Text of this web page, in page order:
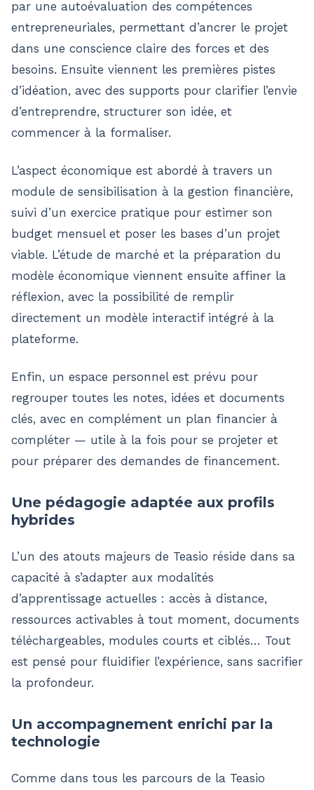
par une autoévaluation des compétences
entrepreneuriales, permettant d’ancrer le projet
dans une conscience claire des forces et des
besoins. Ensuite viennent les premières pistes
d’idéation, avec des supports pour clarifier l’envie
d’entreprendre, structurer son idée, et
commencer à la formaliser.
L’aspect économique est abordé à travers un
module de sensibilisation à la gestion financière,
suivi d’un exercice pratique pour estimer son
budget mensuel et poser les bases d’un projet
viable. L’étude de marché et la préparation du
modèle économique viennent ensuite affiner la
réflexion, avec la possibilité de remplir
directement un modèle interactif intégré à la
plateforme.
Enfin, un espace personnel est prévu pour
regrouper toutes les notes, idées et documents
clés, avec en complément un plan financier à
compléter — utile à la fois pour se projeter et
pour préparer des demandes de financement.
Une pédagogie adaptée aux profils
hybrides
L’un des atouts majeurs de Teasio réside dans sa
capacité à s’adapter aux modalités
d’apprentissage actuelles : accès à distance,
ressources activables à tout moment, documents
téléchargeables, modules courts et ciblés… Tout
est pensé pour fluidifier l’expérience, sans sacrifier
la profondeur.
Un accompagnement enrichi par la
technologie
Comme dans tous les parcours de la Teasio